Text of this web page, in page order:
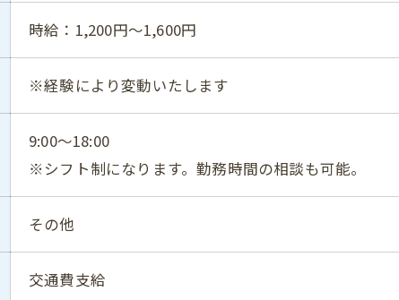
時給：1,200円～1,600円
※経験により変動いたします
9:00～18:00
※シフト制になります。勤務時間の相談も可能。
その他
交通費支給